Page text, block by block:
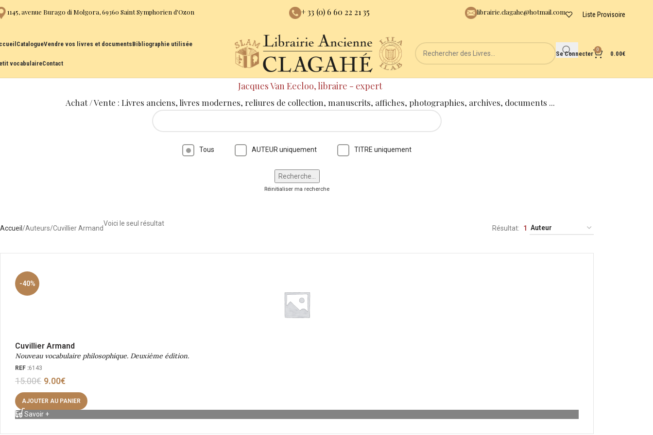
1145, avenue Burago di Molgora, 69360 Saint Symphorien d'Ozon + 33 (0) 6 60 22 21 35 librairie.clagahe@hotmail.com Liste Provisoire
CatalogueVendre vos livres et documentsBibliographie utilisée
vocabulaireContact
Se Connecter
0
0.00€
Jacques Van Eecloo, libraire - expert
Achat / Vente : Livres anciens, livres modernes, reliures de collection, manuscrits, affiches, photographies, archives, documents ...
Tous AUTEUR uniquement TITRE uniquement
Réinitialiser ma recherche
Accueil Auteurs Cuvillier Armand
Voici le seul résultat
Résultat 1
-40%
Cuvillier Armand
Nouveau vocabulaire philosophique. Deuxième édition.
REF :6143
15.00€ 9.00€
AJOUTER AU PANIER
En Savoir +